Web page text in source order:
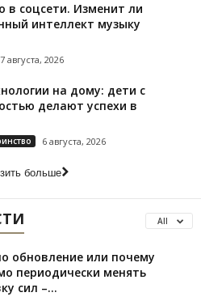
в соцсети. Изменит ли
интеллект музыку
7 августа, 2026
на дому: дети с
делают успехи в
6 августа, 2026
больше
All
обновление или почему
периодически менять
сил –...